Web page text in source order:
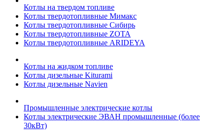
Котлы на твердом топливе
Котлы твердотопливные Мимакс
Котлы твердотопливные Сибирь
Котлы твердотопливные ZOTA
Котлы твердотопливные ARIDEYA
Котлы на жидком топливе
Котлы дизельные Kiturami
Котлы дизельные Navien
Промышленные электрические котлы
Котлы электрические ЭВАН промышленные (более
30кВт)